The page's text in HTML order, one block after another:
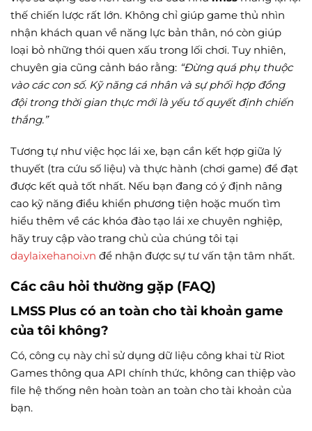
thế chiến lược rất lớn. Không chỉ giúp game thủ nhìn
nhận khách quan về năng lực bản thân, nó còn giúp
loại bỏ những thói quen xấu trong lối chơi. Tuy nhiên,
chuyên gia cũng cảnh báo rằng: “Đừng quá phụ thuộc
vào các con số. Kỹ năng cá nhân và sự phối hợp đồng
đội trong thời gian thực mới là yếu tố quyết định chiến
thắng.”
Tương tự như việc học lái xe, bạn cần kết hợp giữa lý
thuyết (tra cứu số liệu) và thực hành (chơi game) để đạt
được kết quả tốt nhất. Nếu bạn đang có ý định nâng
cao kỹ năng điều khiển phương tiện hoặc muốn tìm
hiểu thêm về các khóa đào tạo lái xe chuyên nghiệp,
hãy truy cập vào trang chủ của chúng tôi tại
daylaixehanoi.vn để nhận được sự tư vấn tận tâm nhất.
Các câu hỏi thường gặp (FAQ)
LMSS Plus có an toàn cho tài khoản game
của tôi không?
Có, công cụ này chỉ sử dụng dữ liệu công khai từ Riot
Games thông qua API chính thức, không can thiệp vào
file hệ thống nên hoàn toàn an toàn cho tài khoản của
bạn.